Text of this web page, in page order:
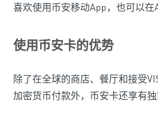
喜欢使用币安移动App，也可以在
使用币安卡的优势
除了在全球的商店、餐厅和接受
加密货币付款外，币安卡还享有独